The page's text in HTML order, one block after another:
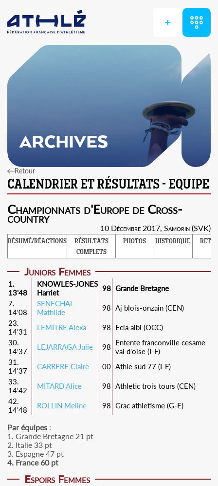
+
ARCHIVES
Retour
Championnats d'Europe de Cross-
country
10 Décembre 2017, Samorin (SVK)
RÉSUMÉ/RÉACTIONS
RÉSULTATS
COMPLETS
PHOTOS HISTORIQUE
Juniors Femmes
1.
13'48
KNOWLES-JONES
Harriet
98 Grande Bretagne
7.
14'08
SENECHAL
Mathilde
98 Aj blois-onzain (CEN)
23.
14'31
LEMITRE Alexa 98
Ecla albi (OCC)
30.
14'37
LEJARRAGA Julie 98
Entente franconville cesame
val d'oise (I-F)
31.
14'37
CARRERE Claire 00 Athle sud 77 (I-F)
33.
14'42
MITARD Alice 98 Athletic trois tours (CEN)
42.
14'48
ROLLIN Meline 98 Grac athletisme (G-E)
Par équipes :
1. Grande Bretagne 21 pt
2. Italie 33 pt
3. Espagne 47 pt
4. France 60 pt
Espoirs Femmes